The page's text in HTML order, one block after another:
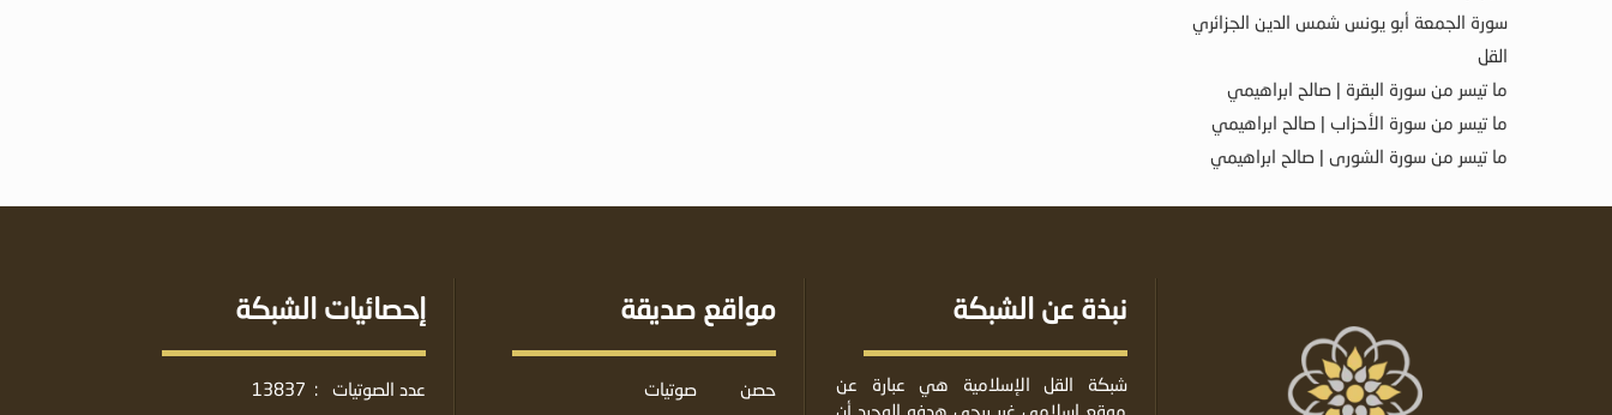
سورة الجمعة أبو يونس شمس الدين الجزائري
القل
ما تيسر من سورة البقرة | صالح ابراهيمي
ما تيسر من سورة الأحزاب | صالح ابراهيمي
ما تيسر من سورة الشورى | صالح ابراهيمي
نبذة عن الشبكة
شبكة القل الإسلامية هي عبارة عن
موقع إسلامي غير ربحي هدفه الوحيد أن
مواقع صديقة
حصن
صوتيات
إحصائيات الشبكة
عدد الصوتيات :
13837